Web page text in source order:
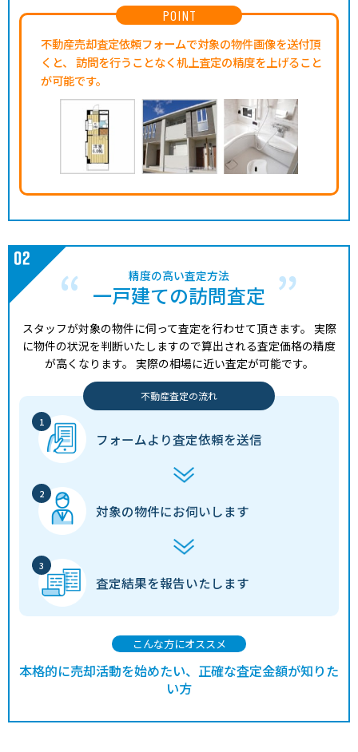
POINT
不動産売却査定依頼フォームで対象の物件画像を送付頂
くと、
訪問を行うことなく机上査定の精度を上げること
が可能です。
精度の高い査定方法
一戸建ての訪問査定
スタッフが対象の物件に伺って査定を行わせて頂きます。 実際
に物件の状況を判断いたしますので算出される査定価格の精度
が高くなります。 実際の相場に近い査定が可能です。
不動産査定の流れ
フォームより査定依頼を送信
対象の物件にお伺いします
査定結果を報告いたします
こんな方にオススメ
本格的に売却活動を始めたい、正確な査定金額が知りた
い方